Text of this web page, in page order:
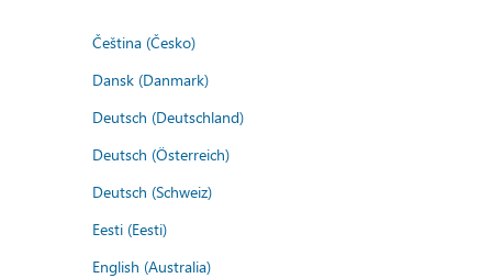
Čeština (Česko)
Dansk (Danmark)
Deutsch (Deutschland)
Deutsch (Österreich)
Deutsch (Schweiz)
Eesti (Eesti)
English (Australia)